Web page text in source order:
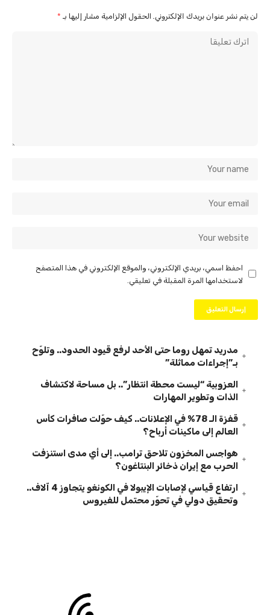
لن يتم نشر عنوان بريدك الإلكتروني. الحقول الإلزامية مشار إليها بـ *
احفظ اسمي، بريدي الإلكتروني، والموقع الإلكتروني في هذا المتصفح
لاستخدامها المرة المقبلة في تعليقي.
مدريد تمهل روما حتى الأحد لرفع قيود الحدود.. وتلوّح
بـ”إجراءات مماثلة”
العزوبية “ليست محطة انتظار”.. بل مساحة لاكتشاف
الذات وتطوير المهارات
قفزة الـ 78% في الإعلانات.. كيف حوّلت صافرات كأس
العالم إلى ماكينات أرباح؟
هواجس المخزون تلاحق ترامب.. إلى أي مدى استنزفت
الحرب مع إيران ذخائر البنتاغون؟
ارتفاع قياسي لإصابات الإيبولا في الكونغو يتجاوز 4 آلاف..
وتحقيق دولي في تحوّر محتمل للفيروس